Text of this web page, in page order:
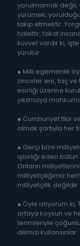
yorulmamak değil,
yürümek,
takip etmektir.
halettir, fakat
kuvvet vardır ki,
yürütür.
● Milli egemenlik
zincirler erir, taç
esirliği üzerine
yıkılmaya
● Cumhuriyet fikir
olmak şartıyla her
● Gerçi bize
işbirliği eden
Onların
milliyetçiliğimiz
milliyetçilik değildir.
● Öyle istiyorum ki,
ortaya koysun ve
terimleriyle
dilimizi kullansınlar.